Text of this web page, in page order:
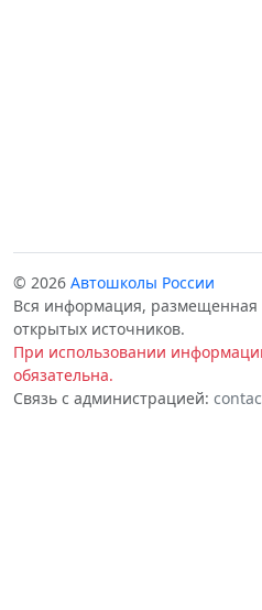
© 2026 Автошколы России
Вся информация, размещенная
открытых источников.
При использовании
обязательна.
Связь с администрацией: